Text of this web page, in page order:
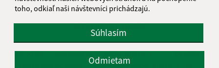
toho, odkiaľ naši návštevníci prichádzajú.
Súhlasím
Odmietam
Správca obsahu je Obec Kysak.
Vytvorené v súlade sJednotným dizajn manuálom
elektronických služieb.
web portál webhosting webex.digital, s.r.o.
domény
spoločnosť webex.digital, s.r.o.